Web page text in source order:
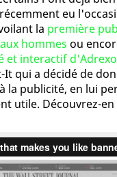
eu
la première
hommes ou
et interactif d'Adrexo
qui a décidé de
la publicité, en lui
utile. Découvrez-